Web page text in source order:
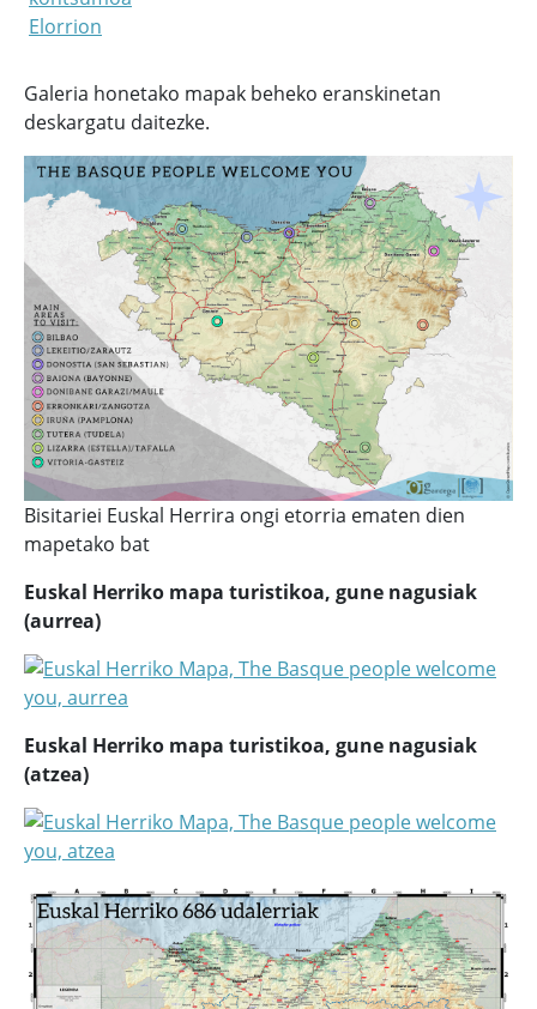
Elorrion
Galeria honetako mapak beheko eranskinetan
deskargatu daitezke.
Bisitariei Euskal Herrira ongi etorria ematen dien
mapetako bat
Euskal Herriko mapa turistikoa, gune nagusiak
(aurrea)
Euskal Herriko mapa turistikoa, gune nagusiak
(atzea)